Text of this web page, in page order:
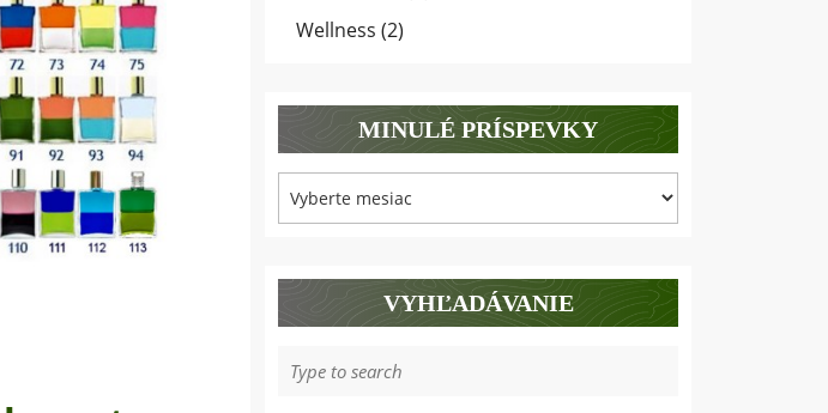
Wellness (2)
MINULÉ PRÍSPEVKY
príspevky
VYHĽADÁVANIE
for: